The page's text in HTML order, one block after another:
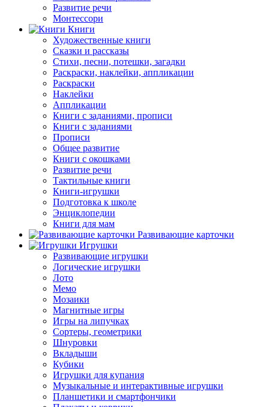
Развитие речи
Монтессори
Книги
Художественные книги
Сказки и рассказы
Стихи, песни, потешки, загадки
Раскраски, наклейки, аппликации
Раскраски
Наклейки
Аппликации
Книги с заданиями, прописи
Книги с заданиями
Прописи
Общее развитие
Книги с окошками
Развитие речи
Тактильные книги
Книги-игрушки
Подготовка к школе
Энциклопедии
Книги для мам
Развивающие карточки
Игрушки
Развивающие игрушки
Логические игрушки
Лото
Мемо
Мозаики
Магнитные игры
Игры на липучках
Сортеры, геометрики
Шнуровки
Вкладыши
Кубики
Игрушки для купания
Музыкальные и интерактивные игрушки
Планшетики и смартфончики